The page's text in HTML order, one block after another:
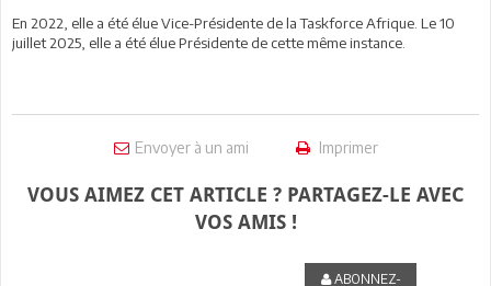
En 2022, elle a été élue Vice-Présidente de la Taskforce Afrique. Le 10
juillet 2025, elle a été élue Présidente de cette même instance.
Envoyer à un ami Imprimer
VOUS AIMEZ CET ARTICLE ? PARTAGEZ-LE AVEC
VOS AMIS !
ABONNEZ-